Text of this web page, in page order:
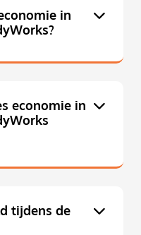
in
economie in
tijdens de